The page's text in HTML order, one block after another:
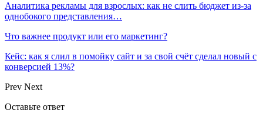
Аналитика рекламы для взрослых: как не слить бюджет из-за
однобокого представления…
Что важнее продукт или его маркетинг?
Кейс: как я слил в помойку сайт и за свой счёт сделал новый с
конверсией 13%?
Prev Next
Оставьте ответ